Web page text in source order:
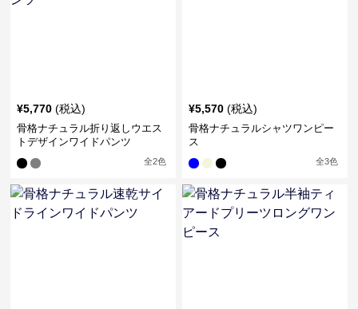
¥5,770 (税込)
骨格ナチュラル折り返しウエス
トデザインワイドパンツ
全2色
¥5,570 (税込)
骨格ナチュラルシャツワンピー
ス
全3色